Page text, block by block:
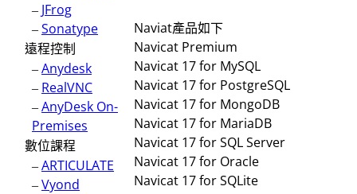
– JFrog
–Sonatype
遠程控制
–Anydesk
– RealVNC
–AnyDesk On-
Premises
數位課程
–ARTICULATE
–Vyond
Naviat產品如下
Navicat Premium
Navicat 17 for MySQL
Navicat 17 for PostgreSQL
Navicat 17 for MongoDB
Navicat 17 for MariaDB
Navicat 17 for SQL Server
Navicat 17 for Oracle
Navicat 17 for SQLite